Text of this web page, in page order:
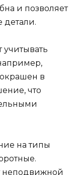
и позволяет
детали.
в
что
на типы
неподвижной